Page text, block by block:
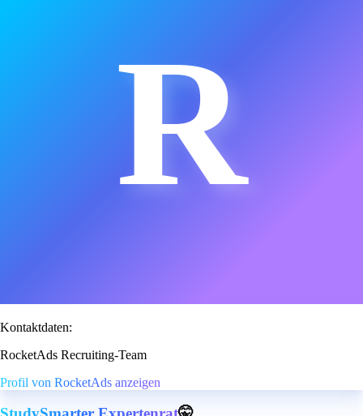
R
Kontaktdaten:
RocketAds Recruiting-Team
Profil von RocketAds anzeigen